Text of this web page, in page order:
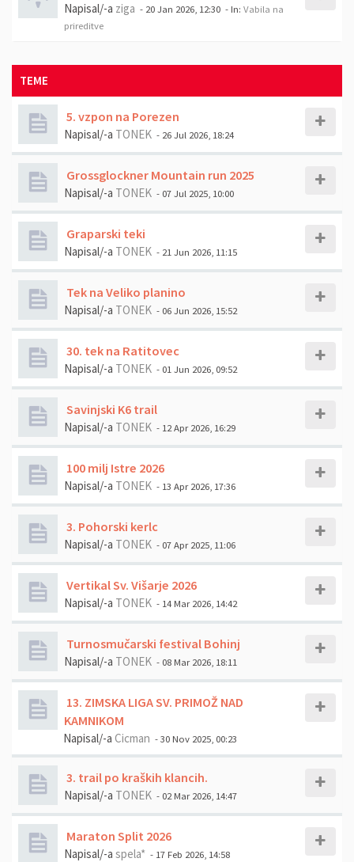
Napisal/-a ziga - 20 Jan 2026, 12:30 - In: Vabila na
prireditve
TEME
5. vzpon na Porezen
Napisal/-a TONEK - 26 Jul 2026, 18:24
Grossglockner Mountain run 2025
Napisal/-a TONEK - 07 Jul 2025, 10:00
Graparski teki
Napisal/-a TONEK - 21 Jun 2026, 11:15
Tek na Veliko planino
Napisal/-a TONEK - 06 Jun 2026, 15:52
30. tek na Ratitovec
Napisal/-a TONEK - 01 Jun 2026, 09:52
Savinjski K6 trail
Napisal/-a TONEK - 12 Apr 2026, 16:29
100 milj Istre 2026
Napisal/-a TONEK - 13 Apr 2026, 17:36
3. Pohorski kerlc
Napisal/-a TONEK - 07 Apr 2025, 11:06
Vertikal Sv. Višarje 2026
Napisal/-a TONEK - 14 Mar 2026, 14:42
Turnosmučarski festival Bohinj
Napisal/-a TONEK - 08 Mar 2026, 18:11
13. ZIMSKA LIGA SV. PRIMOŽ NAD
KAMNIKOM
Napisal/-a Cicman - 30 Nov 2025, 00:23
3. trail po kraških klancih.
Napisal/-a TONEK - 02 Mar 2026, 14:47
Maraton Split 2026
Napisal/-a spela* - 17 Feb 2026, 14:58